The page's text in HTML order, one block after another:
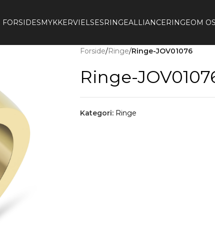
FORSIDESMYKKERVIELSESRINGEALLIANCERINGEOM OS
Forside/Ringe/Ringe-JOV01076
Ringe-
Kategori: Ringe